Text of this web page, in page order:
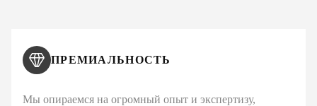
ПРЕМИАЛЬНОСТЬ
Мы опираемся на огромный опыт и экспертизу,